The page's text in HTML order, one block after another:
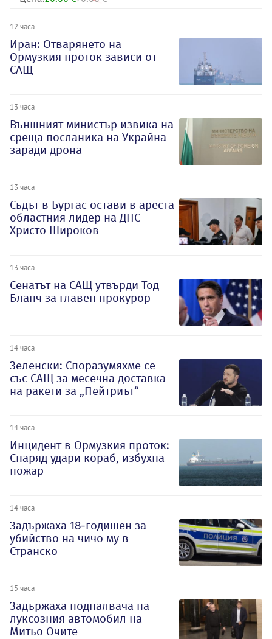
12 часа
Иран: Отварянето на
Ормузкия проток зависи от
САЩ
13 часа
Външният министър извика на
среща посланика на Украйна
заради дрона
13 часа
Съдът в Бургас остави в ареста
областния лидер на ДПС
Христо Широков
13 часа
Сенатът на САЩ утвърди Тод
Бланч за главен прокурор
14 часа
Зеленски: Споразумяхме се
със САЩ за месечна доставка
на ракети за „Пейтриът“
14 часа
Инцидент в Ормузкия проток:
Снаряд удари кораб, избухна
пожар
14 часа
Задържаха 18-годишен за
убийство на чичо му в
Странско
15 часа
Задържаха подпалвача на
луксозния автомобил на
Митьо Очите